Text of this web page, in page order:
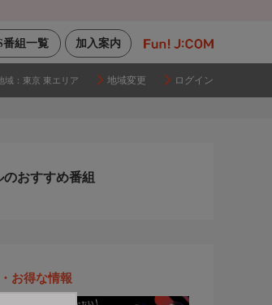
加入案内
番組一覧
域： 東京 東エリア 地域変更 ログイン
のおすすめ番組
お得な情報